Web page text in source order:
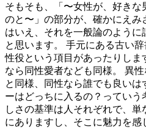
そもそも、「〜女性が、好き
のと〜」の部分が、確かにえみ
はいえ、それを一般論のよう
と思います。 手元にある古い
性役という項目があったりしま
なら同性愛者なども同様。 異
と同様、同性なら誰でも良い
ーはどっちに入るの？っていう
しさの基準は人それぞれで、
にありますし、そこに魅力を感